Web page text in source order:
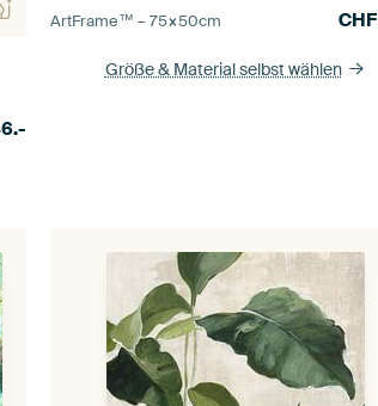
ArtFrame™ –75×50cm CHF
Größe & Material selbst wählen